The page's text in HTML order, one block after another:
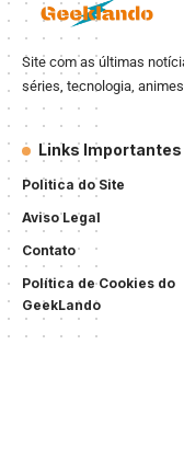
Site com as últimas
séries, tecnologia,
Links Importantes
Politica do Site
Aviso Legal
Contato
Política de Cookies do
GeekLando